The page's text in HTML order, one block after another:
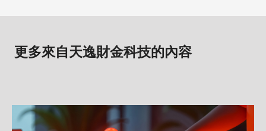
更多來自天逸財金科技的內容